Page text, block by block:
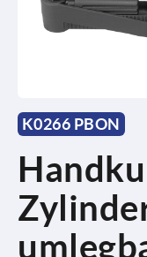
K0266 PBON